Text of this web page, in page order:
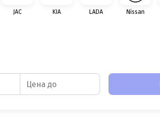
JAC KIA LADA Nissan